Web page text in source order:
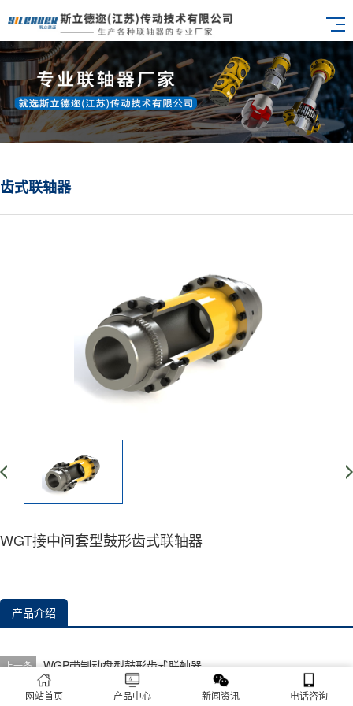
齿式联轴器
WGT接中间套型鼓形齿式联轴器
产品介绍
上一条 WGP带制动盘型鼓形齿式联轴器
下一条 WGZ带制动轮型鼓形齿式联轴器
网站首页 产品中心 新闻资讯 电话咨询